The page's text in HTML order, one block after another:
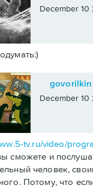
December 10
govorilkin
December 10
tv.ru/video/
сможете и
человек,
Потому, что